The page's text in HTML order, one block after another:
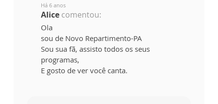
Há 6 anos
Alice comentou:
Ola
sou de Novo Repartimento-PA
Sou sua fã, assisto todos os seus
programas,
E gosto de ver você canta.